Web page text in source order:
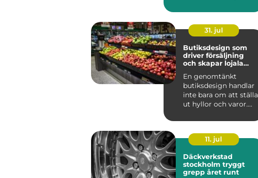
som tapp...
31. jul
Butiksdesign som
driver försäljning
och skapar lojala
En genomtänkt
butiksdesign handlar
inte bara om att ställa
ut hyllor och varor.
kun...
11. jul
Däckverkstad
stockholm tryggt
grepp året runt